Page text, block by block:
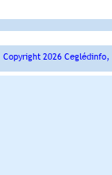
Copyright 2026